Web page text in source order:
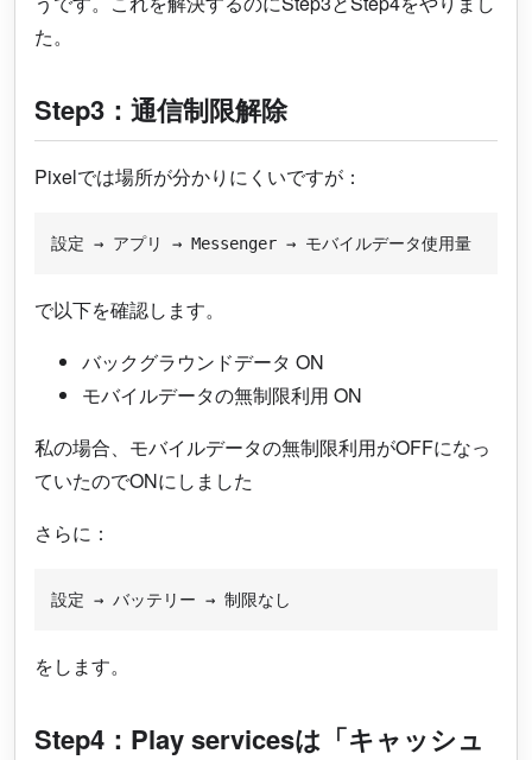
た。
Step3：通信制限解除
Pixelでは場所が分かりにくいですが：
で以下を確認します。
バックグラウンドデータ ON
モバイルデータの無制限利用 ON
私の場合、モバイルデータの無制限利用がOFFになっ
ていたのでONにしました
さらに：
をします。
Step4：Play servicesは「キャッシュ